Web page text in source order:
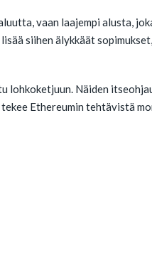
vaan laajempi alusta,
siihen älykkäät
lohkoketjuun. Näiden
Ethereumin tehtävistä